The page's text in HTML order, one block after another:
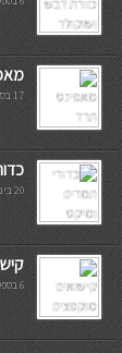
17 בספטמבר 2017
20 בינואר 2016
6 בספטמבר 2016